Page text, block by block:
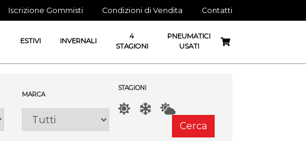
Iscrizione Gommisti Condizioni di Vendita Contatti
ESTIVI INVERNALI
4
STAGIONI
PNEUMATICI
USATI
MARCA
STAGIONI
Cerca